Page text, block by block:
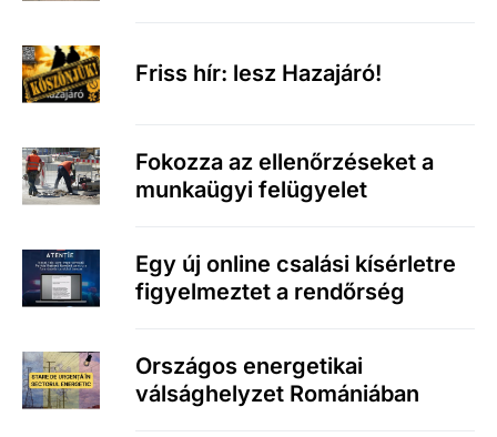
Friss hír: lesz Hazajáró!
Fokozza az ellenőrzéseket a
munkaügyi felügyelet
Egy új online csalási kísérletre
figyelmeztet a rendőrség
Országos energetikai
válsághelyzet Romániában